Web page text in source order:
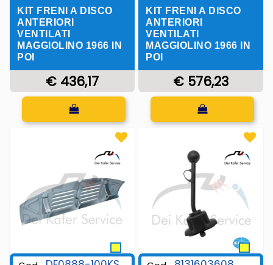
KIT FRENI A DISCO
ANTERIORI
VENTILATI
MAGGIOLINO 1966 IN
POI
€ 436,17
Quantità
KIT FRENI A DISCO
ANTERIORI
VENTILATI
MAGGIOLINO 1966 IN
POI
€ 576,23
Quantità